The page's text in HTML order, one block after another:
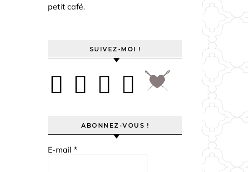
petit café.
SUIVEZ-MOI !
ABONNEZ-VOUS !
E-mail *